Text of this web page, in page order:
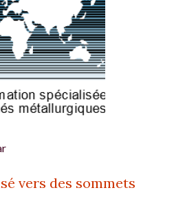
vers des sommets